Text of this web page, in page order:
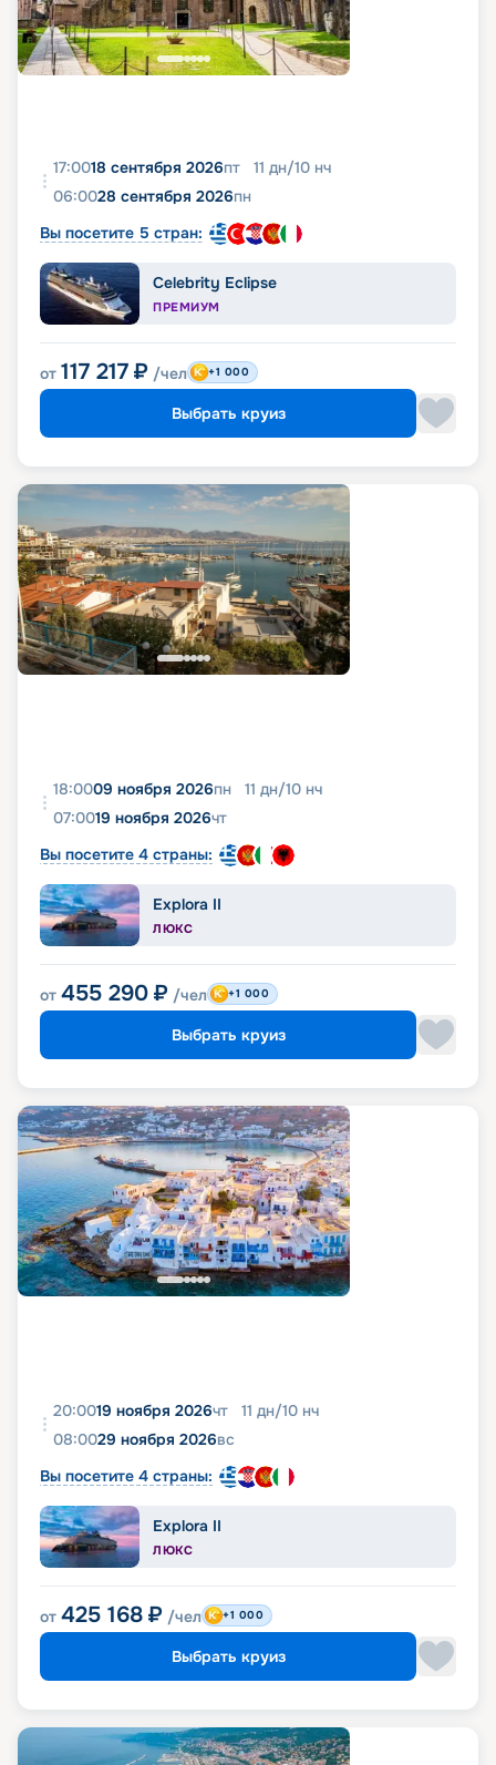
17:0018 сентября 2026пт 11 дн/10 нч
06:0028 сентября 2026пн
Вы посетите 5 стран:
Celebrity Eclipse
ПРЕМИУМ
от 117 217 ₽ /чел +1 000
Выбрать круиз
18:0009 ноября 2026пн 11 дн/10 нч
07:0019 ноября 2026чт
Вы посетите 4 страны:
Explora II
ЛЮКС
от 455 290 ₽ /чел +1 000
Выбрать круиз
20:0019 ноября 2026чт 11 дн/10 нч
08:0029 ноября 2026вс
Вы посетите 4 страны:
Explora II
ЛЮКС
от 425 168 ₽ /чел +1 000
Выбрать круиз